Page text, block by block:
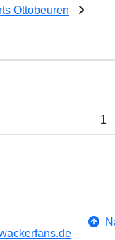
Ottobeuren
1